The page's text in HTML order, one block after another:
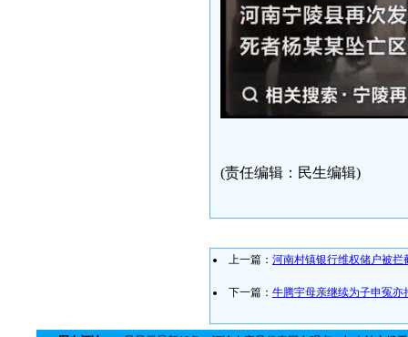
(责任编辑：民生编辑)
上一篇： 河南村镇银行维权储户被拦
下一篇： 牛腾宇母亲继续为子申冤亦